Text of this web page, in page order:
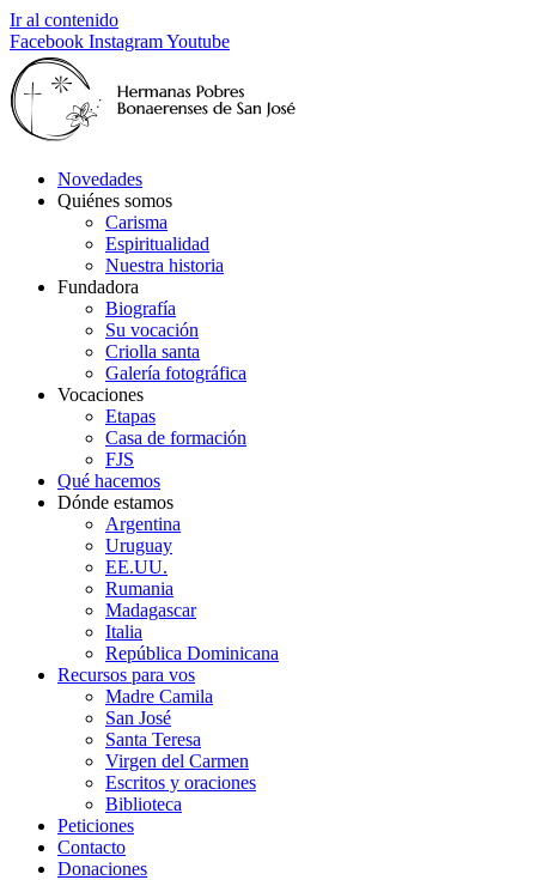
Ir al contenido
Facebook InstagramYoutube
Novedades
Quiénes somos
Carisma
Espiritualidad
Nuestra historia
Fundadora
Biografía
Su vocación
Criolla santa
Galería fotográfica
Vocaciones
Etapas
Casa de formación
FJS
Qué hacemos
Dónde estamos
Argentina
Uruguay
EE.UU.
Rumania
Madagascar
Italia
República Dominicana
Recursos para vos
Madre Camila
San José
Santa Teresa
Virgen del Carmen
Escritos y oraciones
Biblioteca
Peticiones
Contacto
Donaciones